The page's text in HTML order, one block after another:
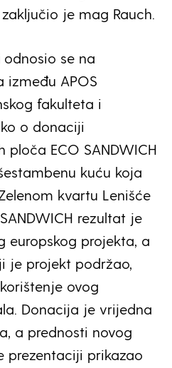
je mag Rauch.
se na
između APOS
fakulteta i
o donaciji
ECO SANDWICH
kuću koja
kvartu Lenišće
rezultat je
europskog projekta, a
je projekt podržao,
ovog
Donacija je vrijedna
a prednosti novog
prezentaciji prikazao